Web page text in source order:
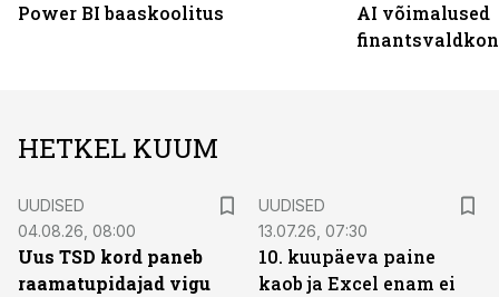
Power BI baaskoolitus
AI võimalused
HETKEL KUUM
UUDISED
04.08.26, 08:00
Uus TSD kord paneb
raamatupidajad vigu
UUDISED
13.07.26, 07:30
10. kuupäeva paine
kaob ja Excel enam ei